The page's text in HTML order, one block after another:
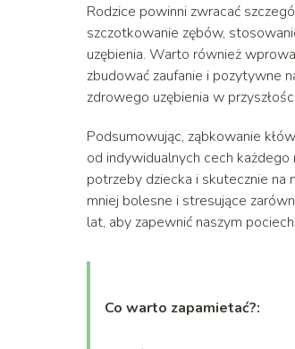
Rodzice powinni zwracać
szczotkowanie zębów,
uzębienia. Warto również
zbudować zaufanie i pozytywne
zdrowego uzębienia w
Podsumowując, ząbkowanie
od indywidualnych cech
potrzeby dziecka i skutecznie na
mniej bolesne i stresujące
lat, aby zapewnić naszym
Co warto zapamietać?: